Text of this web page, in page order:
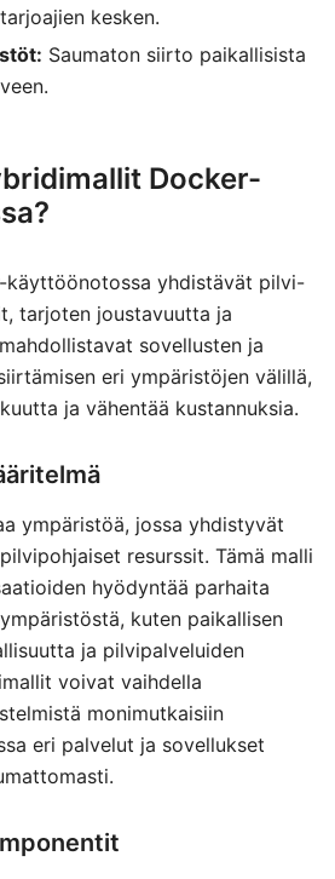
kesken.
Saumaton siirto paikallisista
Docker-
käyttöönotossa yhdistävät pilvi-
tarjoten joustavuutta ja
sovellusten ja
eri ympäristöjen välillä,
ja vähentää kustannuksia.
ympäristöä, jossa yhdistyvät
resurssit. Tämä malli
hyödyntää parhaita
kuten paikallisen
ja pilvipalveluiden
voivat vaihdella
monimutkaisiin
eri palvelut ja sovellukset